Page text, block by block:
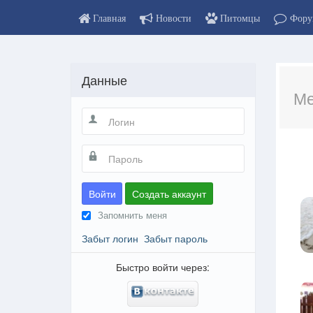
Главная Новости Питомцы
Данные
Войти Создать аккаунт
Запомнить меня
Забыт логин Забыт пароль
Быстро войти через: